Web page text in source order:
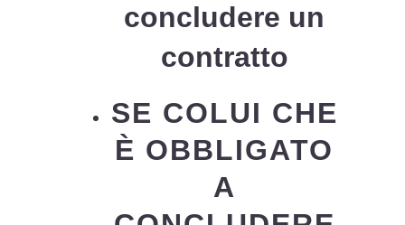
concludere un
contratto
SE COLUI CHE
È OBBLIGATO
A